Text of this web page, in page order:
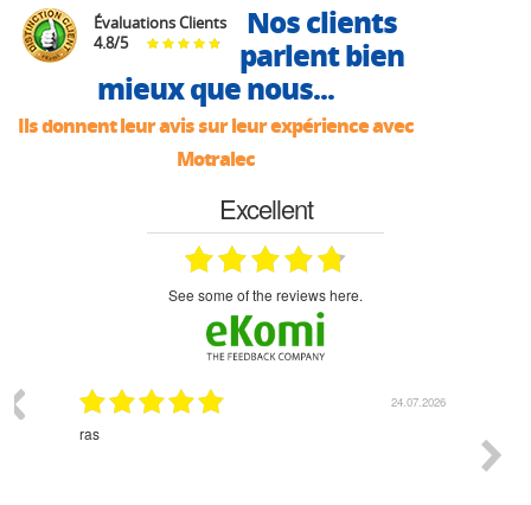
Évaluations Clients
4.8/5
Nos clients
parlent bien
mieux que nous...
Ils donnent leur avis sur leur expérience avec
Motralec
Excellent
see some of the reviews here.
24.07.2026
ras